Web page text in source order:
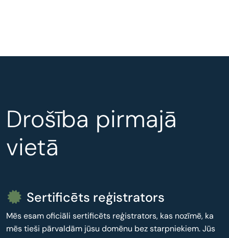
Drošība pirmajā
vietā
Sertificēts reģistrators
Mēs esam oficiāli sertificēts reģistrators, kas nozīmē, ka
mēs tieši pārvaldām jūsu domēnu bez starpniekiem. Jūs